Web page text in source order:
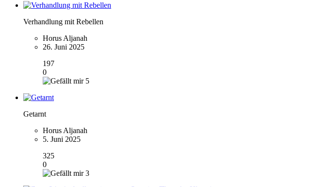
Verhandlung mit Rebellen
Horus Aljanah
26. Juni 2025
197
0
5
Getarnt
Horus Aljanah
5. Juni 2025
325
0
3